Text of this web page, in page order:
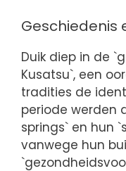
Geschiedenis
Duik diep in de
Kusatsu`, een
tradities de
periode werden
springs` en hun
vanwege hun